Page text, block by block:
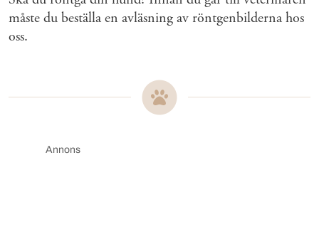
måste du beställa en avläsning av röntgenbilderna hos
oss.
Annons